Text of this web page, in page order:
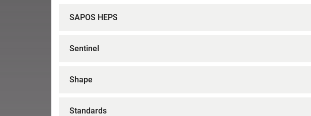
SAPOS HEPS
Sentinel
Shape
Standards